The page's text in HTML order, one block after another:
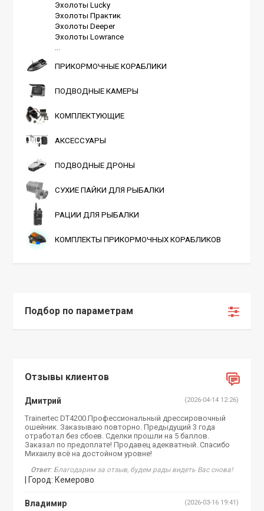
Эхолоты Lucky
Эхолоты Практик
Эхолоты Deeper
Эхолоты Lowrance
...
ПРИКОРМОЧНЫЕ КОРАБЛИКИ
ПОДВОДНЫЕ КАМЕРЫ
КОМПЛЕКТУЮЩИЕ
АКСЕССУАРЫ
ПОДВОДНЫЕ ДРОНЫ
СУХИЕ ПАЙКИ ДЛЯ РЫБАЛКИ
РАЦИИ ДЛЯ РЫБАЛКИ
КОМПЛЕКТЫ ПРИКОРМОЧНЫХ КОРАБЛИКОВ
Подбор по параметрам
Отзывы клиентов
Дмитрий (2026-04-14 12:26)
Trainertec DT4200.Профессиональный дрессировочный
ошейник. Заказываю повторно. Предыдущий 3 года
отработал без сбоев. Сделки прошли на 5 баллов.
Заказал по предоплате! Продавец адекватный. Спасибо
Михаилу всё на достойном уровне!
Ответ: Благодарим за отзыв, будем рады видеть Вас снова!
| Город: Кемерово
Владимир (2026-03-16 19:41)